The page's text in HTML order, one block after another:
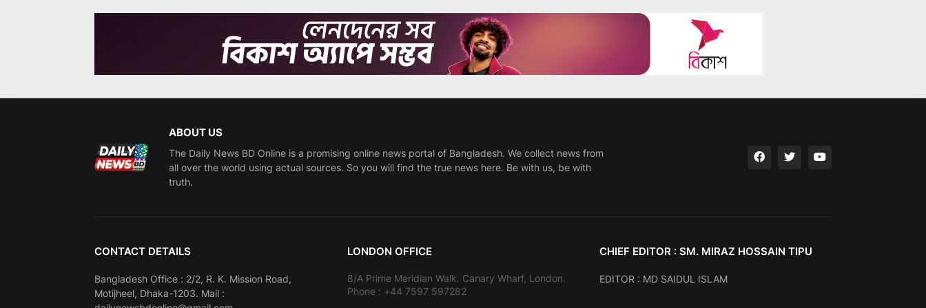
ABOUT US
The Daily News BD Online is a promising online news portal of Bangladesh. We collect news from
all over the world using actual sources. So you will find the true news here. Be with us, be with
truth.
CONTACT DETAILS
Bangladesh Office : 2/2, R. K. Mission Road,
Motijheel, Dhaka-1203. Mail :
LONDON OFFICE
8/A Prime Meridian Walk. Canary Wharf, London.
Phone : +44 7597 597282
CHIEF EDITOR : SM. MIRAZ HOSSAIN TIPU
EDITOR : MD SAIDUL ISLAM